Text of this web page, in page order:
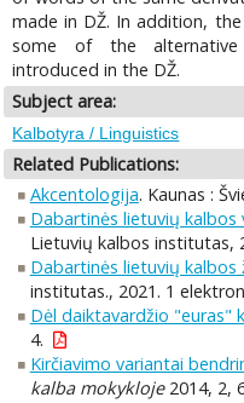
made in DŽ. In addition,
some of the
introduced in the DŽ.
Subject area:
Kalbotyra / Linguistics
Related Publications:
Akcentologija. Kaunas :
Dabartinės lietuvių kalbos
Lietuvių kalbos institutas,
Dabartinės lietuvių kalbos
institutas., 2021. 1
Dėl daiktavardžio "euras"
4.
Kirčiavimo variantai
kalba mokykloje2014, 2,